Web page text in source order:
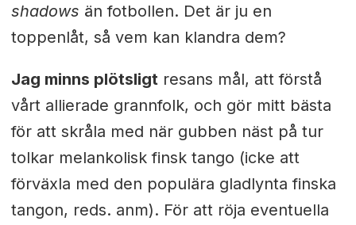
shadows än fotbollen. Det är ju en
toppenlåt, så vem kan klandra dem?
Jag minns plötsligt resans mål, att förstå
vårt allierade grannfolk, och gör mitt bästa
för att skråla med när gubben näst på tur
tolkar melankolisk finsk tango (icke att
förväxla med den populära gladlynta finska
tangon, reds. anm). För att röja eventuella